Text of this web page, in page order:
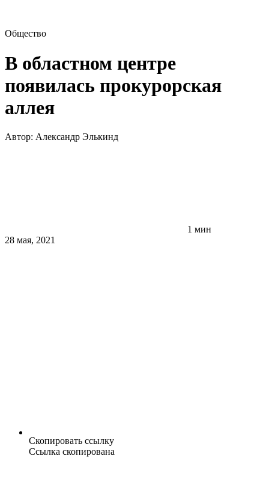
Общество
В областном центре
появилась прокурорская
аллея
Автор: Александр Элькинд
1 мин
28 мая, 2021
Скопировать ссылку
Ссылка скопирована